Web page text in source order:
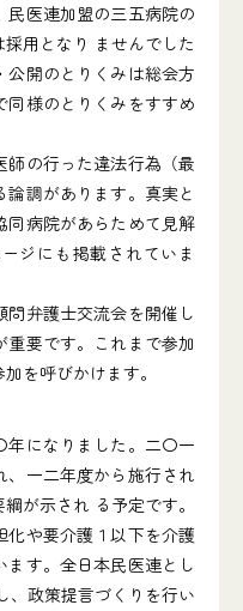
医連加盟の三五病院の
用となり ませんでした
公開のとりくみは総会方
様のとりくみをすすめ
の行った違法行為（最
調があります。真実と
同病院があらためて見解
ジにも掲載されていま
弁護士交流会を開催し
重要です。これまで参加
を呼びかけます。
になりました。二〇一
、一二年度から施行され
が示され る予定です。
化や要介護１以下を介護
す。全日本民医連とし
、政策提言づくりを行い